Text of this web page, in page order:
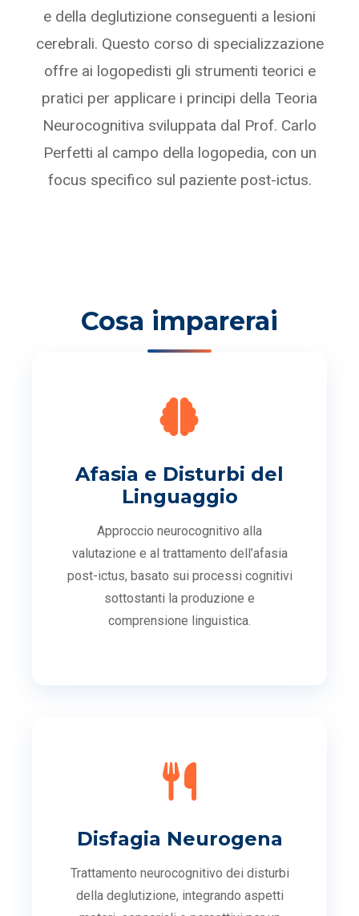
e della deglutizione conseguenti a lesioni
cerebrali. Questo corso di specializzazione
offre ai logopedisti gli strumenti teorici e
pratici per applicare i principi della Teoria
Neurocognitiva sviluppata dal Prof. Carlo
Perfetti al campo della logopedia, con un
focus specifico sul paziente post-ictus.
Cosa imparerai
Afasia e Disturbi del
Linguaggio
Approccio neurocognitivo alla
valutazione e al trattamento dell’afasia
post-ictus, basato sui processi cognitivi
sottostanti la produzione e
comprensione linguistica.
Disfagia Neurogena
Trattamento neurocognitivo dei disturbi
della deglutizione, integrando aspetti